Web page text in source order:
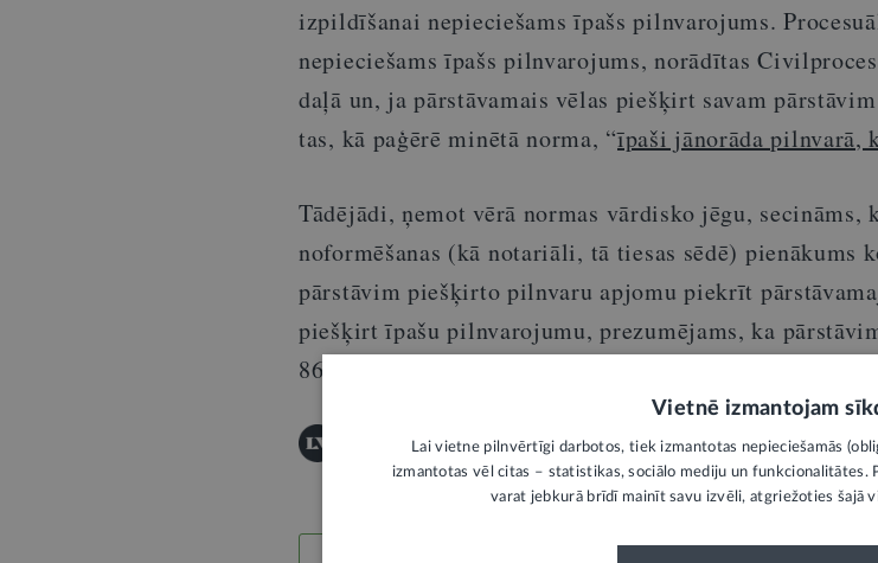
izpildīšanai nepieciešams īpašs pilnvarojums.
nepieciešams īpašs pilnvarojums, norādītas
daļā un, ja pārstāvamais vēlas piešķirt savam
tas, kā paģērē minētā norma, “īpaši jānorāda pilnvarā,
Tādējādi, ņemot vērā normas vārdisko jēgu, secināms,
noformēšanas (kā notariāli, tā tiesas sēdē) pienākums
pārstāvim piešķirto pilnvaru apjomu piekrīt
piešķirt īpašu pilnvarojumu, prezumējams, ka
86.panta pirmajā daļā noteiktais pilnvaru apjoms.
© "LV portāla" saturu aizsargā autortiesības.Jautājumu iesniegšanas
Vietnē izmantojam
Lai vietne pilnvērtīgi darbotos, tiek izmantotas nepieciešamās
izmantotas vēl citas – statistikas, sociālo mediju un funkcionalitātes.
varat jebkurā brīdī mainīt savu izvēli, atgriežoties šajā